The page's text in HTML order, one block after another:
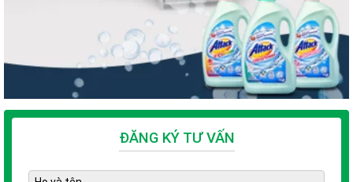
một yếu tố quyết định sự phát triển của việc kinh doanh mà
ĐĂNG KÝ TƯ VẤN